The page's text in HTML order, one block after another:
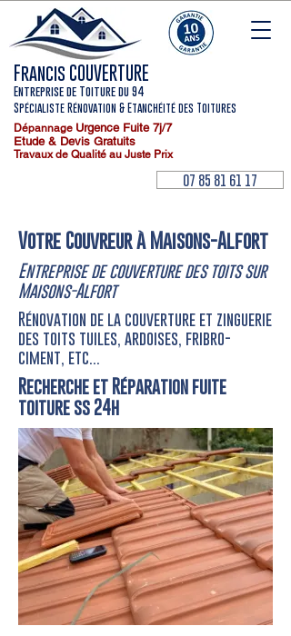
Francis COUVERTURE
Entreprise de Toiture du 94
Spécialiste Rénovation & Etanchéité des Toitures
Dépannage Urgence Fuite 7j/7
Etude & Devis Gratuits
Travaux de Qualité au Juste Prix
07 85 81 61 17
Votre Couvreur à Maisons-Alfort
Entreprise de couverture des toits sur
Maisons-Alfort
Rénovation de la couverture et zinguerie
des toits tuiles, ardoises, fribro-
ciment, etc...
Recherche et Réparation fuite
toiture ss 24h